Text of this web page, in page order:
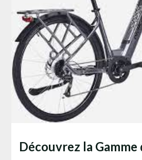
Découvrez la Gamme